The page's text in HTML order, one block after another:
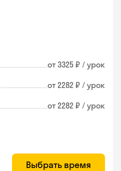
от 3325 ₽ / урок
от 2282 ₽ / урок
от 2282 ₽ / урок
Выбрать время